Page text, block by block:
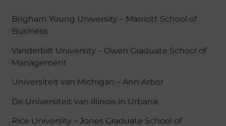
Brigham Young University – Marriott School of
Business
Vanderbilt University – Owen Graduate School of
Management
Universiteit van Michigan – Ann Arbor
De Universiteit van Illinois in Urbana
Rice University – Jones Graduate School of